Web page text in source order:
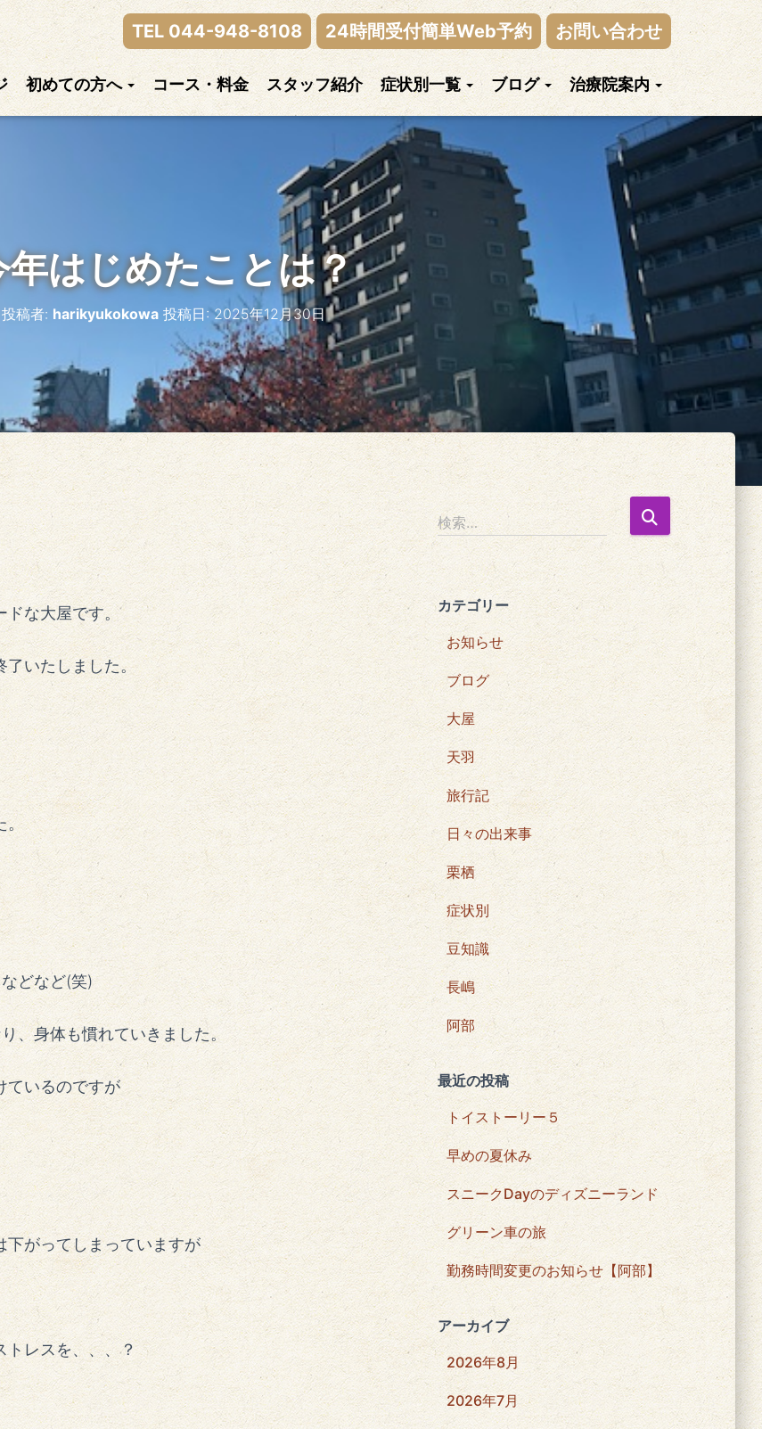
れまでご相談下さい。
TEL 044-948-8108 24時間受付簡単Web予約 お問い合わせ
初めての方へ コース・料金 スタッフ紹介 症状別一覧 ブログ 治療院案内
年はじめたことは？
投稿者: harikyukokowa投稿日:2025年12月30日
ドな大屋です。
了いたしました。
。
どなど(笑)
、身体も慣れていきました。
ているのですが
下がってしまっていますが
トレスを、、、？
検
索
検索…
カテゴリー
お知らせ
ブログ
大屋
天羽
旅行記
日々の出来事
栗栖
症状別
豆知識
長嶋
阿部
最近の投稿
トイストーリー５
早めの夏休み
スニークDayのディズニーランド
グリーン車の旅
勤務時間変更のお知らせ【阿部】
アーカイブ
2026年8月
2026年7月